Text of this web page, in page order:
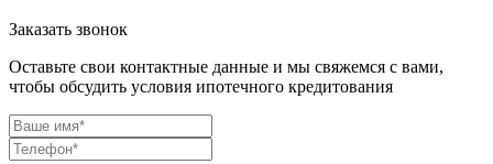
Заказать звонок
Оставьте свои контактные данные и мы свяжемся с вами,
чтобы обсудить условия ипотечного кредитования